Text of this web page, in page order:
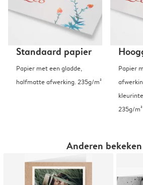
Standaard papier
Papier met een gladde,
halfmatte afwerking. 235g/m²
Papier
235g/m²
Anderen